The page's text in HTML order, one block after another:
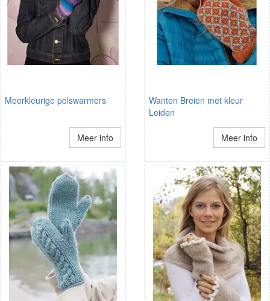
Meerkleurige polswarmers
Meer info
Wanten Breien met kleur
Leiden
Meer info